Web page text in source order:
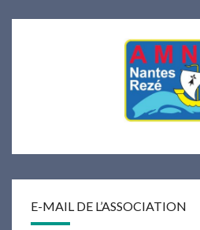
E-MAIL DE L’ASSOCIATION